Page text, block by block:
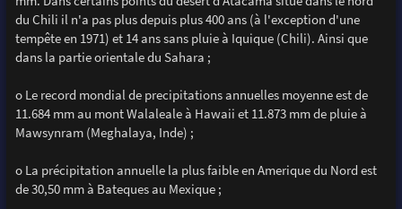
du Chili il n'a pas plus depuis plus 400 ans (à l'exception d'une
tempête en 1971) et 14 ans sans pluie à Iquique (Chili). Ainsi que
dans la partie orientale du Sahara ;
o Le record mondial de precipitations annuelles moyenne est de
11.684 mm au mont Walaleale à Hawaii et 11.873 mm de pluie à
Mawsynram (Meghalaya, Inde) ;
o La précipitation annuelle la plus faible en Amerique du Nord est
de 30,50 mm à Bateques au Mexique ;